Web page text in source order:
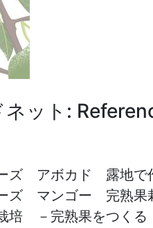
ネット:
ズ アボカド 露地
ズ マンゴー 完熟
培 －完熟果をつく